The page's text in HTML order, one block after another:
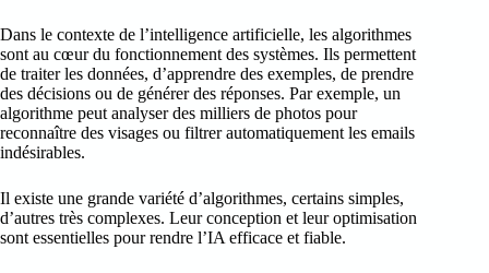
Dans le contexte de l’intelligence artificielle, les algorithmes
sont au cœur du fonctionnement des systèmes. Ils permettent
de traiter les données, d’apprendre des exemples, de prendre
des décisions ou de générer des réponses. Par exemple, un
algorithme peut analyser des milliers de photos pour
reconnaître des visages ou filtrer automatiquement les emails
indésirables.
Il existe une grande variété d’algorithmes, certains simples,
d’autres très complexes. Leur conception et leur optimisation
sont essentielles pour rendre l’IA efficace et fiable.